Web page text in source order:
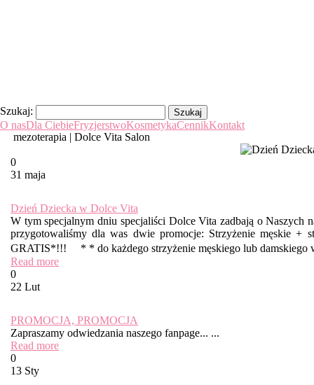
Szukaj:
O nasDla CiebieFryzjerstwoKosmetykaCennikKontakt
mezoterapia | Dolce Vita Salon
0
31 maja
Dzień Dziecka w Dolce Vita
W tym specjalnym dniu specjaliści Dolce Vita zadbają o
przygotowaliśmy dla was dwie promocje: Strzyżenie męskie +
GRATIS*!!! * * do każdego strzyżenie męskiego lub damskiego
Read more
0
22 Lut
PROMOCJA, PROMOCJA
Zapraszamy odwiedzania naszego fanpage... ...
Read more
0
13 Sty